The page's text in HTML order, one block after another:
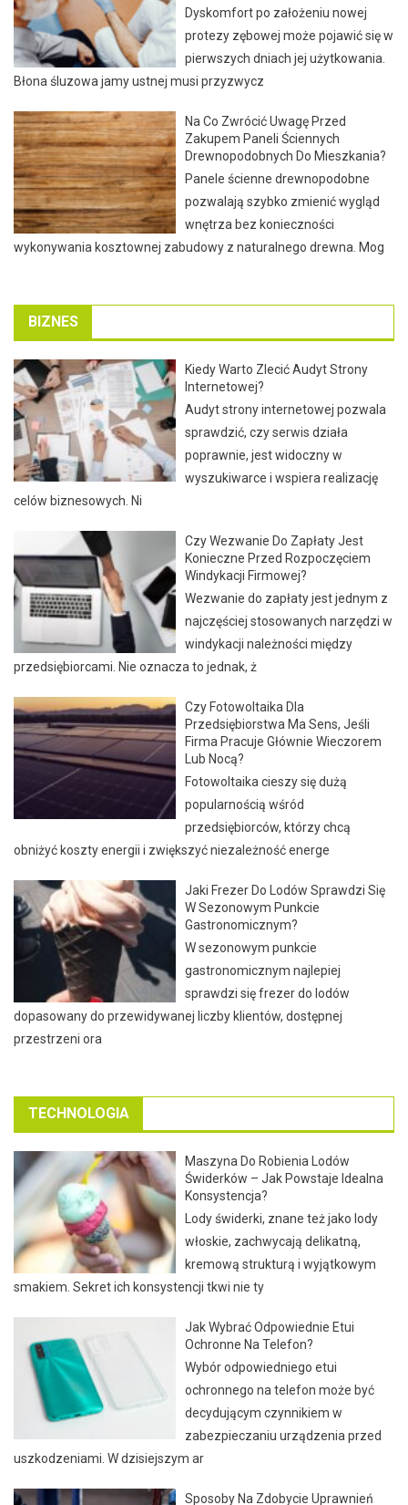
Dyskomfort po założeniu nowej
protezy zębowej może pojawić się w
pierwszych dniach jej użytkowania.
Błona śluzowa jamy ustnej musi przyzwycz
Na Co Zwrócić Uwagę Przed
Zakupem Paneli Ściennych
Drewnopodobnych Do Mieszkania?
Panele ścienne drewnopodobne
pozwalają szybko zmienić wygląd
wnętrza bez konieczności
wykonywania kosztownej zabudowy z naturalnego drewna. Mog
BIZNES
Kiedy Warto Zlecić Audyt Strony
Internetowej?
Audyt strony internetowej pozwala
sprawdzić, czy serwis działa
poprawnie, jest widoczny w
wyszukiwarce i wspiera realizację
celów biznesowych. Ni
Czy Wezwanie Do Zapłaty Jest
Konieczne Przed Rozpoczęciem
Windykacji Firmowej?
Wezwanie do zapłaty jest jednym z
najczęściej stosowanych narzędzi w
windykacji należności między
przedsiębiorcami. Nie oznacza to jednak, ż
Czy Fotowoltaika Dla
Przedsiębiorstwa Ma Sens, Jeśli
Firma Pracuje Głównie Wieczorem
Lub Nocą?
Fotowoltaika cieszy się dużą
popularnością wśród
przedsiębiorców, którzy chcą
obniżyć koszty energii i zwiększyć niezależność energe
Jaki Frezer Do Lodów Sprawdzi Się
W Sezonowym Punkcie
Gastronomicznym?
W sezonowym punkcie
gastronomicznym najlepiej
sprawdzi się frezer do lodów
dopasowany do przewidywanej liczby klientów, dostępnej
przestrzeni ora
TECHNOLOGIA
Maszyna Do Robienia Lodów
Świderków – Jak Powstaje Idealna
Konsystencja?
Lody świderki, znane też jako lody
włoskie, zachwycają delikatną,
kremową strukturą i wyjątkowym
smakiem. Sekret ich konsystencji tkwi nie ty
Jak Wybrać Odpowiednie Etui
Ochronne Na Telefon?
Wybór odpowiedniego etui
ochronnego na telefon może być
decydującym czynnikiem w
zabezpieczaniu urządzenia przed
uszkodzeniami. W dzisiejszym ar
Sposoby Na Zdobycie Uprawnień